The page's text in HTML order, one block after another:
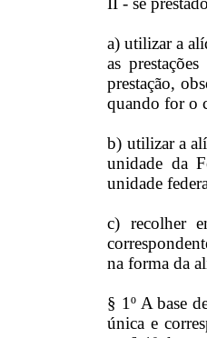
a) utilizar a
as
prestação,
quando for o
b) utilizar a
unidade da
unidade
c) recolher
na forma da
§ 1º A base
única e